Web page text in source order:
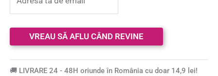
🚚 LIVRARE 24 - 48H oriunde în România cu doar 14,9 lei!